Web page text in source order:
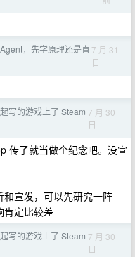
，先学原理还是直 7 月 31
日
写的游戏上了 Steam 7 月 30
日
传了就当做个纪念吧。没宣
宣发，可以先研究一阵
肯定比较差
写的游戏上了 Steam 7 月 30
日